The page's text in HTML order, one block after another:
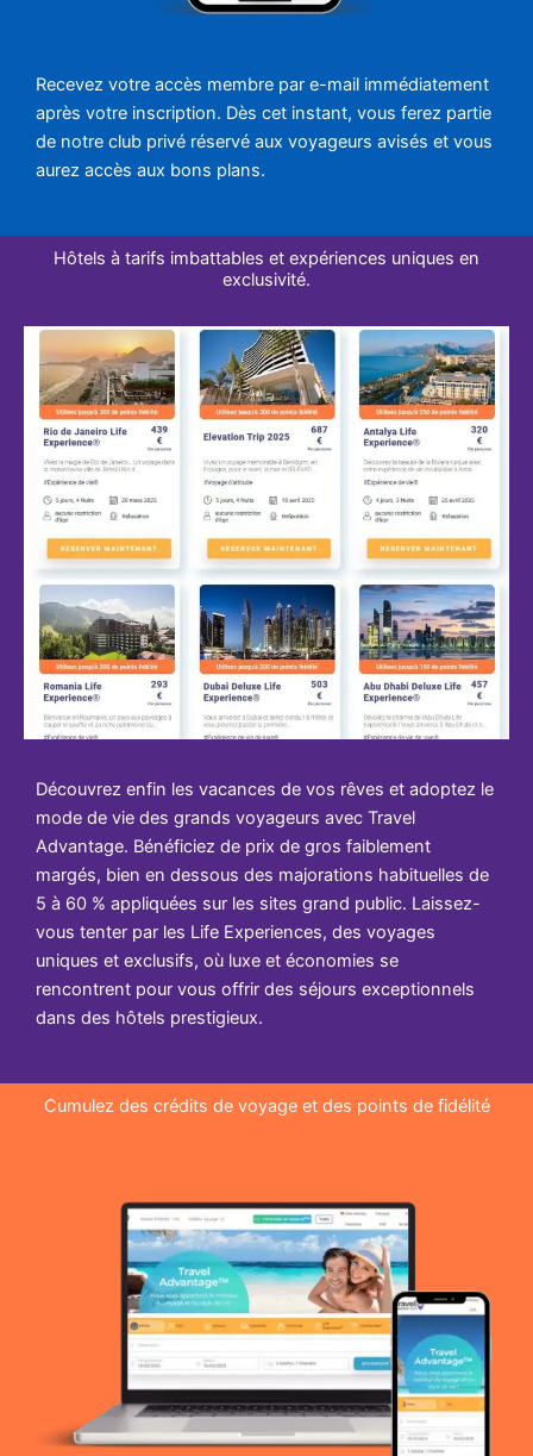
Recevez votre accès membre par e-mail immédiatement
après votre inscription. Dès cet instant, vous ferez partie
de notre club privé réservé aux voyageurs avisés et vous
aurez accès aux bons plans.
Hôtels à tarifs imbattables et expériences uniques en
exclusivité.
Découvrez enfin les vacances de vos rêves et adoptez le
mode de vie des grands voyageurs avec Travel
Advantage. Bénéficiez de prix de gros faiblement
margés, bien en dessous des majorations habituelles de
5 à 60 % appliquées sur les sites grand public. Laissez-
vous tenter par les Life Experiences, des voyages
uniques et exclusifs, où luxe et économies se
rencontrent pour vous offrir des séjours exceptionnels
dans des hôtels prestigieux.
Cumulez des crédits de voyage et des points de fidélité